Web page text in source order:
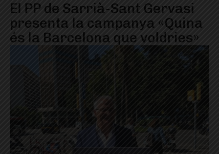
El PP de Sarrià-Sant Gervasi
presenta la campanya «Quina
és la Barcelona que voldries»